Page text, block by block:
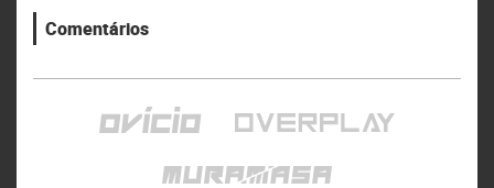
Comentários